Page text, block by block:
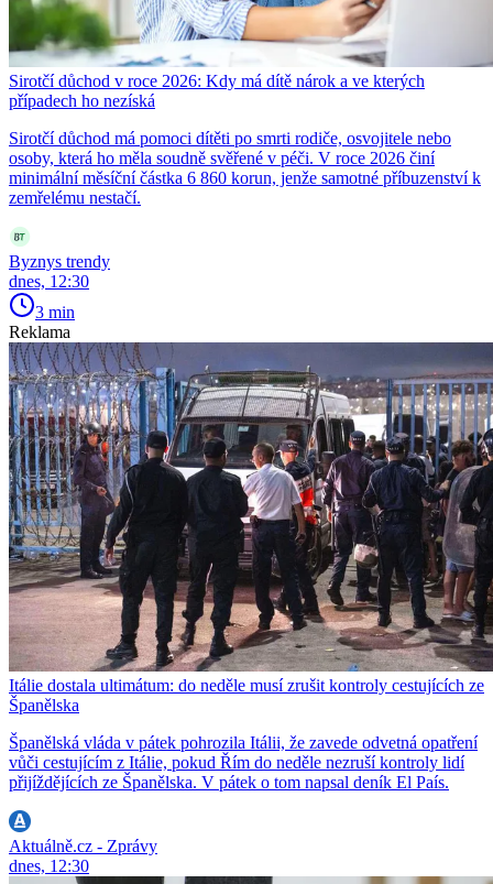
Sirotčí důchod v roce 2026: Kdy má dítě nárok a ve kterých
případech ho nezíská
Sirotčí důchod má pomoci dítěti po smrti rodiče, osvojitele nebo
osoby, která ho měla soudně svěřené v péči. V roce 2026 činí
minimální měsíční částka 6 860 korun, jenže samotné příbuzenství k
zemřelému nestačí.
Byznys trendy
dnes, 12:30
3 min
Reklama
Itálie dostala ultimátum: do neděle musí zrušit kontroly cestujících ze
Španělska
Španělská vláda v pátek pohrozila Itálii, že zavede odvetná opatření
vůči cestujícím z Itálie, pokud Řím do neděle nezruší kontroly lidí
přijíždějících ze Španělska. V pátek o tom napsal deník El País.
Aktuálně.cz - Zprávy
dnes, 12:30